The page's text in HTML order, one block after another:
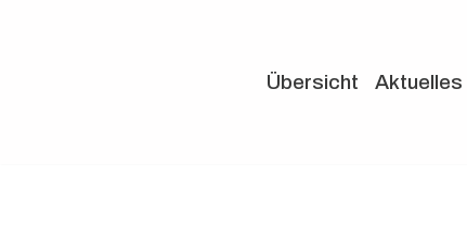
Übersicht Aktuelles